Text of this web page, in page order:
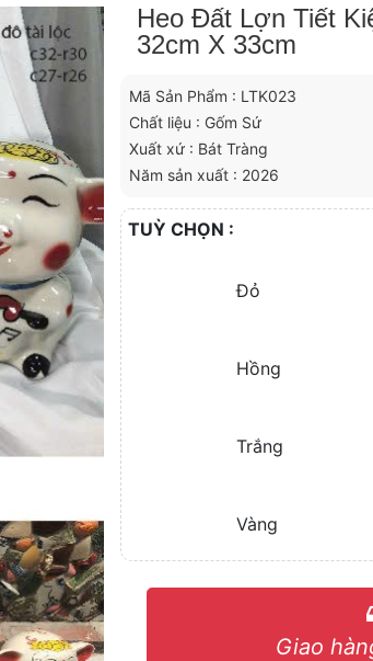
Heo Đất Lợn Tiết
32cm X 33cm
Mã Sản Phẩm : LTK023
Chất liệu : Gốm Sứ
Xuất xứ : Bát Tràng
Năm sản xuất : 2026
TUỲ CHỌN :
Đỏ
Hồng
Trắng
Vàng
Giao